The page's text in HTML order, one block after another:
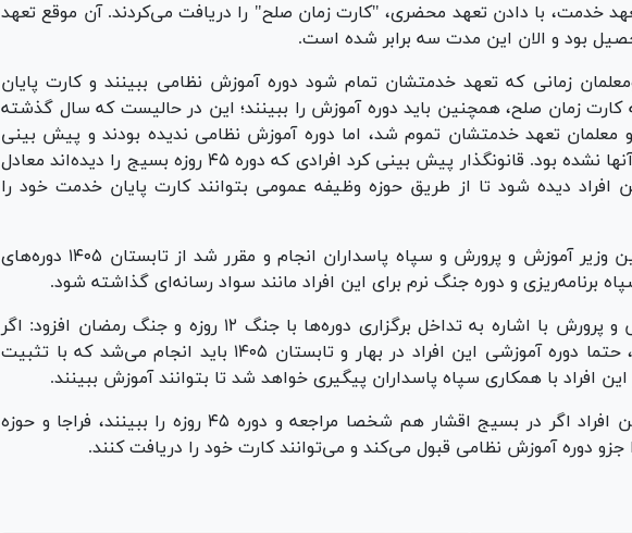
خدمت، با دادن تعهد محضری، "کارت زمان صلح" را دریافت می‌کردند. آن موقع تعهد
بود و الان این مدت سه برابر شده است.
زمانی که تعهد خدمتشان تمام شود دوره آموزش نظامی ببینند و کارت پایان
زمان صلح، همچنین باید دوره آموزش را ببینند؛ این در حالیست که سال گذشته
معلمان تعهد خدمتشان تموم شد، اما دوره آموزش نظامی ندیده بودند و پیش بینی
محل آموزش هم برای آنها نشده بود. قانونگذار پیش بینی کرد افرادی که دوره ۴۵ روزه بسیج را دیده‌اند معادل
افراد دیده شود تا از طریق حوزه وظیفه عمومی بتوانند کارت پایان خدمت خود را
وی افزود: هماهنگی بین وزیر آموزش و پرورش و سپاه پاسداران انجام و مقرر شد از تابستان ۱۴۰۵ دوره‌های
برنامه‌ریزی و دوره جنگ نرم برای این افراد مانند سواد رسانه‌ای گذاشته شود.
سخنگوی وزارت آموزش و پرورش با اشاره به تداخل برگزاری دوره‌ها با جنگ ۱۲ روزه و جنگ رمضان افزود: اگر
این شرایط ایجاد نشد، حتما دوره آموزشی این افراد در بهار و تابستان ۱۴۰۵ باید انجام می‌شد که با تثبیت
افراد با همکاری سپاه پاسداران پیگیری خواهد شد تا بتوانند آموزش ببینند.
وی ادامه داد: البته این افراد اگر در بسیج اقشار هم شخصا مراجعه و دوره ۴۵ روزه را ببینند، فراجا و حوزه
جزو دوره آموزش نظامی قبول می‌کند و می‌توانند کارت خود را دریافت کنند.